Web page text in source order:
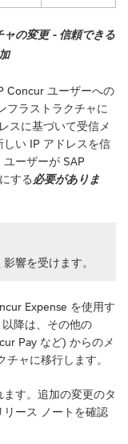
ャの変更 - 信頼できる
Concur ユーザーへの
フラストラクチャに
スに基づいて受信メ
い IP アドレスを信
ーザーが SAP
する必要がありま
響を受けます。
Expense を使用す
降は、その他の
Pay など) からのメ
ャに移行します。
す。追加の変更のタ
ース ノートを確認